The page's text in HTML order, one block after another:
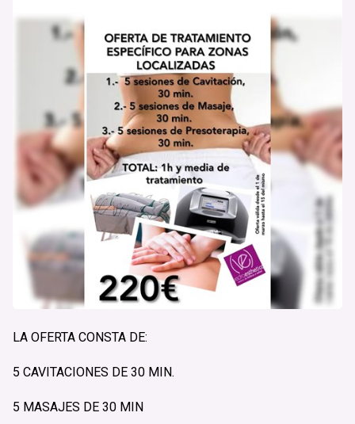
LA OFERTA CONSTA DE:
5 CAVITACIONES DE 30 MIN.
5 MASAJES DE 30 MIN